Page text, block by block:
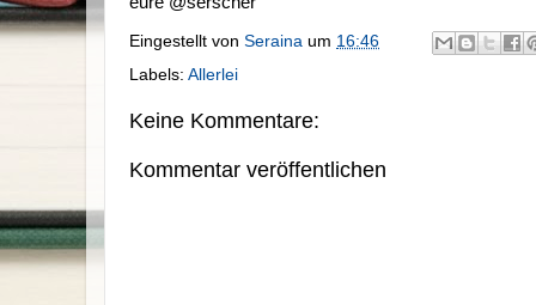
Eingestellt von Seraina um 16:46
Labels: Allerlei
Keine Kommentare:
Kommentar veröffentlichen